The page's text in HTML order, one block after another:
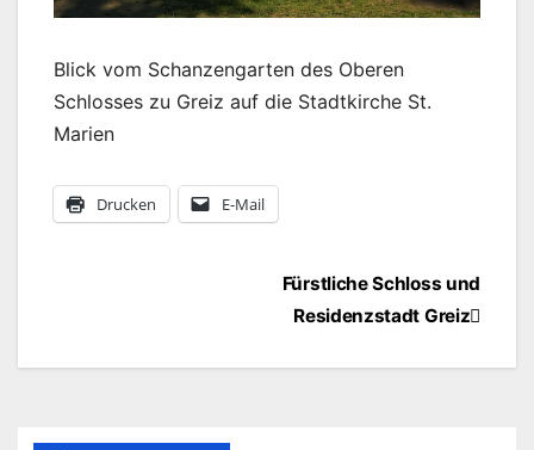
Blick vom Schanzengarten des Oberen
Schlosses zu Greiz auf die Stadtkirche St.
Marien
Drucken E-Mail
BeitragsnavigationFürstliche Schloss und
Residenzstadt Greiz